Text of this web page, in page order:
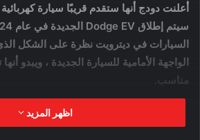
السيارات في ديترويت نظرة على الشكل
الواجهة الأمامية للسيارة الجديدة ، ويبدو
مناسب.
اظهر المزيد